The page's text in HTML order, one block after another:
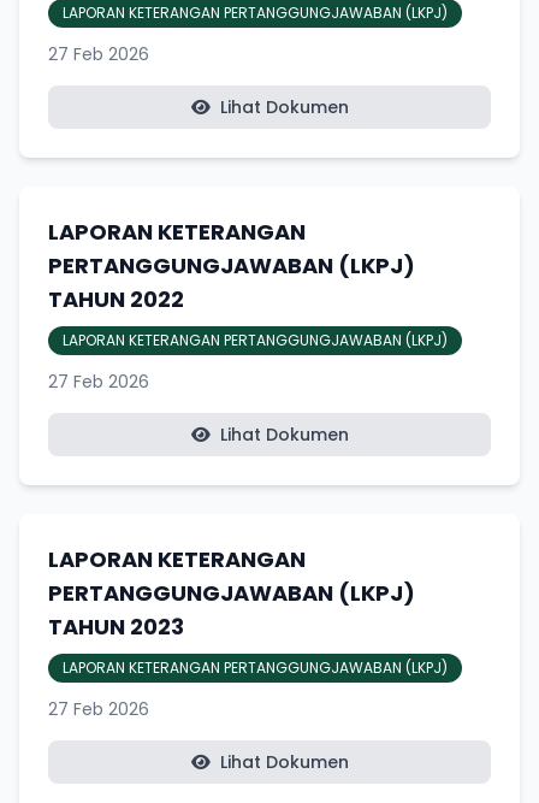
LAPORAN KETERANGAN PERTANGGUNGJAWABAN (LKPJ)
27 Feb 2026
Lihat Dokumen
LAPORAN KETERANGAN
PERTANGGUNGJAWABAN (LKPJ)
TAHUN 2022
LAPORAN KETERANGAN PERTANGGUNGJAWABAN (LKPJ)
27 Feb 2026
Lihat Dokumen
LAPORAN KETERANGAN
PERTANGGUNGJAWABAN (LKPJ)
TAHUN 2023
LAPORAN KETERANGAN PERTANGGUNGJAWABAN (LKPJ)
27 Feb 2026
Lihat Dokumen